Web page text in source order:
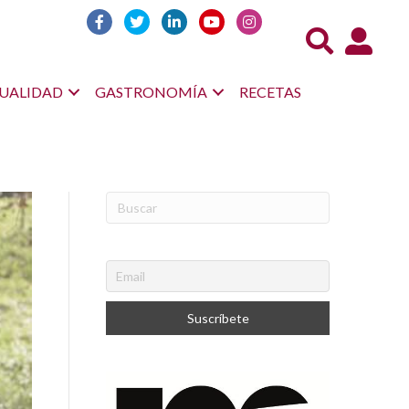
Acceso
GASTRONOMÍA RECETAS